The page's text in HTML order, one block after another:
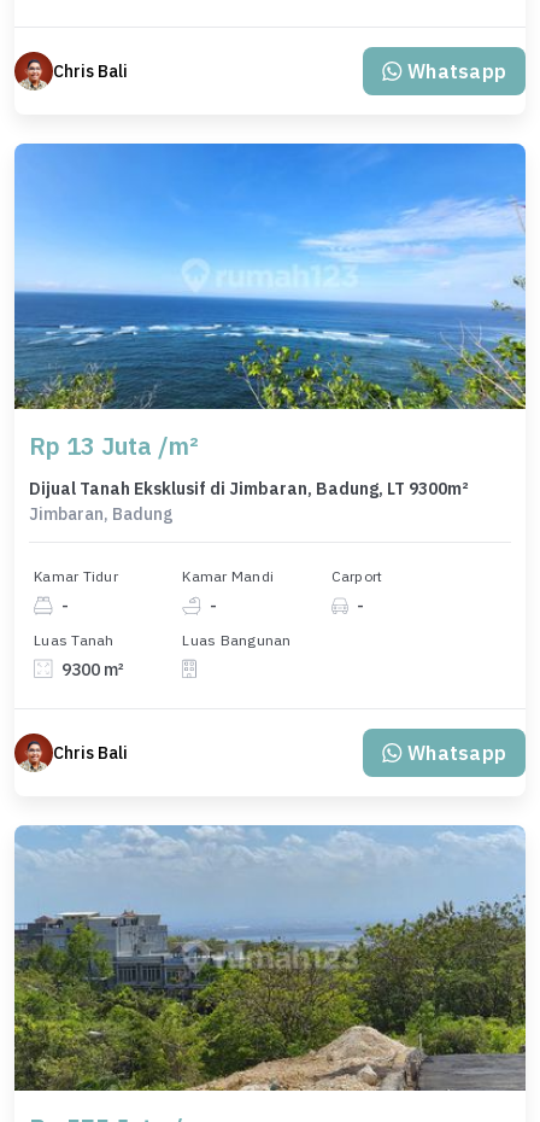
Chris Bali Whatsapp
Rp 13 Juta /m²
Dijual Tanah Eksklusif di Jimbaran, Badung, LT 9300m²
Jimbaran, Badung
Kamar Tidur
-
Kamar Mandi
-
Carport
-
Luas Tanah
9300 m²
Luas Bangunan
Chris Bali Whatsapp